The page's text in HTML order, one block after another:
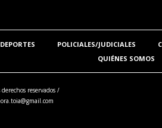
DEPORTES POLICIALES/JUDICIALES
QUIÉNES SOMOS
derechos reservados /